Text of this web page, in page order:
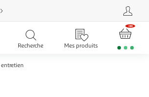
Recherche Mes produits